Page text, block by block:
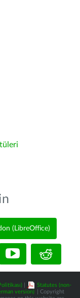
(LibreOffice)
Statutes (non-
version)
| Copyright